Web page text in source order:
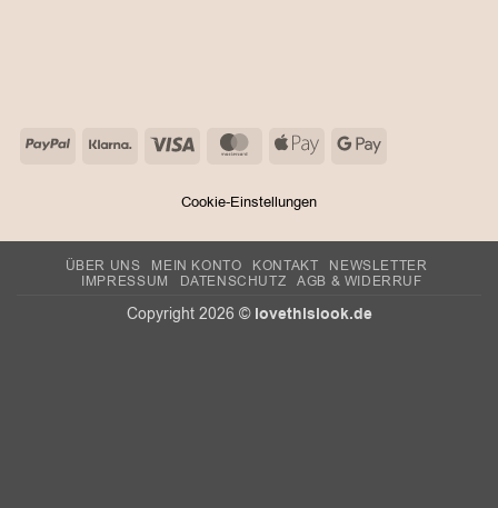
PayPalKlarna Visa MasterCard
Apple
Google
Cookie-Einstellungen
ÜBER UNS MEIN KONTO KONTAKT
NEWSLETTER
IMPRESSUM
DATENSCHUTZ AGB & WIDERRUF
Copyright 2026 © lovethislook.de